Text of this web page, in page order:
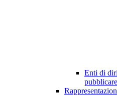
Enti di